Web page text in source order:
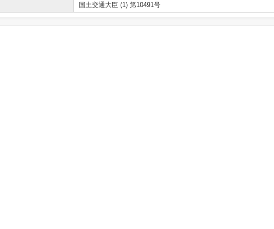
国土交通大臣 (1) 第10491号